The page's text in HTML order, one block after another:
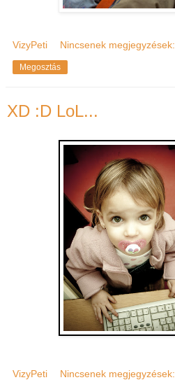
VizyPeti Nincsenek megjegyzések:
Megosztás
XD :D LoL...
VizyPeti Nincsenek megjegyzések: